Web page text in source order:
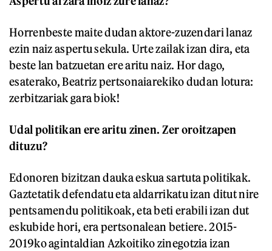
Horrenbeste maite dudan aktore-zuzendari lanaz
ezin naiz aspertu sekula. Urte zailak izan dira, eta
beste lan batzuetan ere aritu naiz. Hor dago,
esaterako, Beatriz pertsonaiarekiko dudan lotura:
zerbitzariak gara biok!
Udal politikan ere aritu zinen. Zer oroitzapen
dituzu?
Edonoren bizitzan dauka eskua sartuta politikak.
Gaztetatik defendatu eta aldarrikatu izan ditut nire
pentsamendu politikoak, eta beti erabili izan dut
eskubide hori, era pertsonalean betiere. 2015-
2019ko agintaldian Azkoitiko zinegotzia izan